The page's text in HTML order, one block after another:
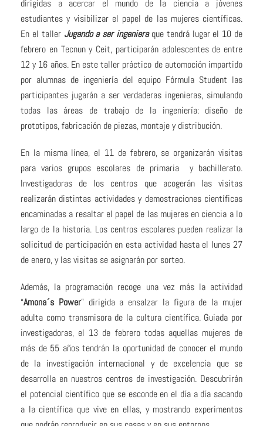
dirigidas a acercar el mundo de la ciencia a jóvenes
estudiantes y visibilizar el papel de las mujeres científicas.
En el taller Jugando a ser ingeniera que tendrá lugar el 10 de
febrero en Tecnun y Ceit, participarán adolescentes de entre
12 y 16 años. En este taller práctico de automoción impartido
por alumnas de ingeniería del equipo Fórmula Student las
participantes jugarán a ser verdaderas ingenieras, simulando
todas las áreas de trabajo de la ingeniería: diseño de
prototipos, fabricación de piezas, montaje y distribución.
En la misma línea, el 11 de febrero, se organizarán visitas
para varios grupos escolares de primaria y bachillerato.
Investigadoras de los centros que acogerán las visitas
realizarán distintas actividades y demostraciones científicas
encaminadas a resaltar el papel de las mujeres en ciencia a lo
largo de la historia. Los centros escolares pueden realizar la
solicitud de participación en esta actividad hasta el lunes 27
de enero, y las visitas se asignarán por sorteo.
Además, la programación recoge una vez más la actividad
“Amona´s Power” dirigida a ensalzar la figura de la mujer
adulta como transmisora de la cultura científica. Guiada por
investigadoras, el 13 de febrero todas aquellas mujeres de
más de 55 años tendrán la oportunidad de conocer el mundo
de la investigación internacional y de excelencia que se
desarrolla en nuestros centros de investigación. Descubrirán
el potencial científico que se esconde en el día a día sacando
a la científica que vive en ellas, y mostrando experimentos